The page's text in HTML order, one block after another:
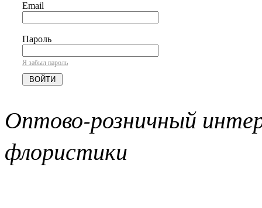
Email
Пароль
Я забыл пароль
Оптово-розничный
флористики